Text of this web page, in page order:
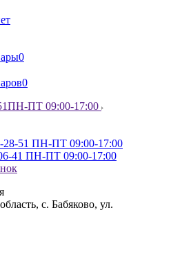
0
0
ПН-ПТ 09:00-17:00
51 ПН-ПТ 09:00-17:00
41 ПН-ПТ 09:00-17:00
с. Бабяково, ул.